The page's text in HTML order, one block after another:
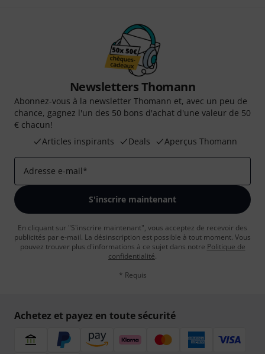
Newsletters Thomann
Abonnez-vous à la newsletter Thomann et, avec un peu de
chance, gagnez l'un des 50 bons d'achat d'une valeur de 50
€ chacun!
Articles inspirants
Deals Aperçus Thomann
Adresse e-mail*
S'inscrire maintenant
En cliquant sur "S'inscrire maintenant", vous acceptez de recevoir des
publicités par e-mail. La désinscription est possible à tout moment. Vous
pouvez trouver plus d'informations à ce sujet dans notre Politique de
confidentialité.
* Requis
Achetez et payez en toute sécurité